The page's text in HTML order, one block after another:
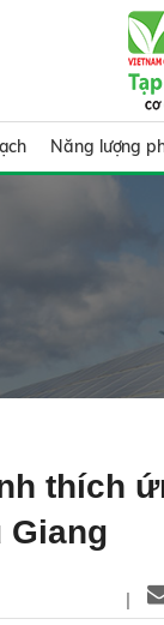
Năng lượng
thích
Giang
|